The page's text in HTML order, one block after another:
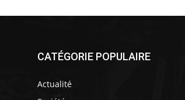
CATÉGORIE POPULAIRE
Actualité